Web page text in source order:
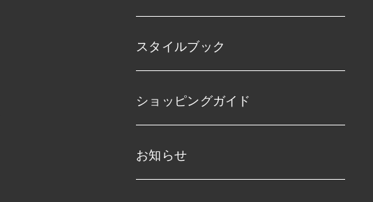
スタイルブック
ショッピングガイド
お知らせ